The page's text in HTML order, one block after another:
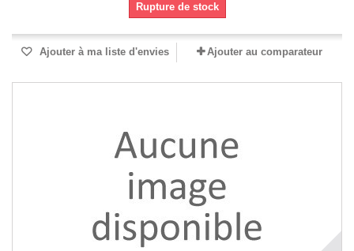
Rupture de stock
Ajouter à ma liste d'envies Ajouter au comparateur